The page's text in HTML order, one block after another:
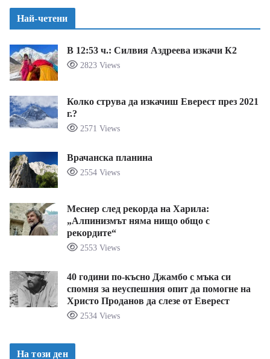
Най-четени
В 12:53 ч.: Силвия Аздреева изкачи К2
2823 Views
Колко струва да изкачиш Еверест през 2021
г.?
2571 Views
Врачанска планина
2554 Views
Меснер след рекорда на Харила:
„Алпинизмът няма нищо общо с
рекордите“
2553 Views
40 години по-късно Джамбо с мъка си
спомня за неуспешния опит да помогне на
Христо Проданов да слезе от Еверест
2534 Views
На този ден